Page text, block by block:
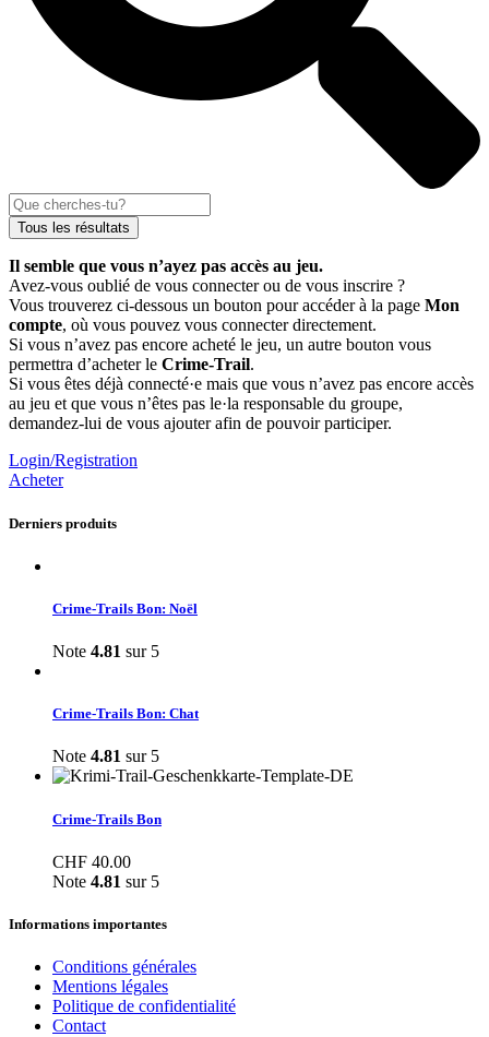
Tous les résultats
Il semble que vous n’ayez pas accès au jeu.
Avez-vous oublié de vous connecter ou de vous inscrire ?
Vous trouverez ci-dessous un bouton pour accéder à la page Mon
compte, où vous pouvez vous connecter directement.
Si vous n’avez pas encore acheté le jeu, un autre bouton vous
permettra d’acheter le Crime-Trail.
Si vous êtes déjà connecté·e mais que vous n’avez pas encore accès
au jeu et que vous n’êtes pas le·la responsable du groupe,
demandez-lui de vous ajouter afin de pouvoir participer.
Login/Registration
Acheter
Derniers produits
Crime-Trails Bon: Noël
Note 4.81 sur 5
Crime-Trails Bon: Chat
Note 4.81 sur 5
Crime-Trails Bon
CHF 40.00
Note 4.81 sur 5
Informations importantes
Conditions générales
Mentions légales
Politique de confidentialité
Contact